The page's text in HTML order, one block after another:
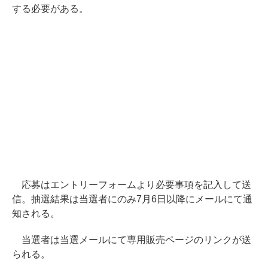
する必要がある。
応募はエントリーフォームより必要事項を記入して送
信。抽選結果は当選者にのみ7月6日以降にメールにて通
知される。
当選者は当選メールにて専用販売ページのリンクが送
られる。